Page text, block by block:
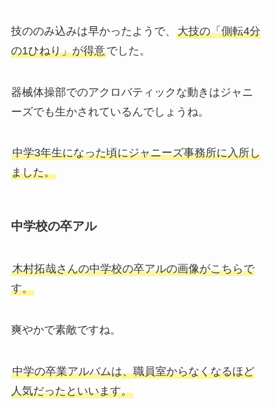
技ののみ込みは早かったようで、 大技の「側転4分
の1ひねり」が得意でした。
器械体操部でのアクロバティックな動きはジャニ
ーズでも生かされているんでしょうね。
中学3年生になった頃にジャニーズ事務所に入所し
ました。
中学校の卒アル
木村拓哉さんの中学校の卒アルの画像がこちらで
す。
爽やかで素敵ですね。
中学の卒業アルバムは、職員室からなくなるほど
人気だったといいます。